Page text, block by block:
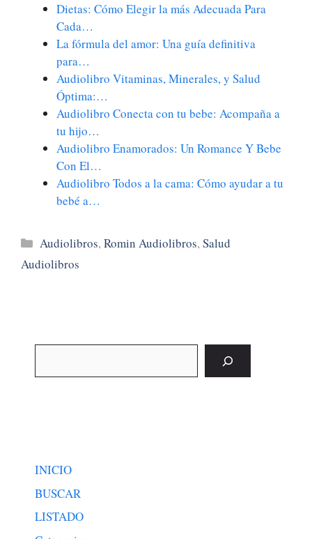
Dietas: Cómo Elegir la más Adecuada Para
Cada…
La fórmula del amor: Una guía definitiva
para…
Audiolibro Vitaminas, Minerales, y Salud
Óptima:…
Audiolibro Conecta con tu bebe: Acompaña a
tu hijo…
Audiolibro Enamorados: Un Romance Y Bebe
Con El…
Audiolibro Todos a la cama: Cómo ayudar a tu
bebé a…
Categorías
Audiolibros,Romin Audiolibros,Salud
Audiolibros
INICIO
BUSCAR
LISTADO